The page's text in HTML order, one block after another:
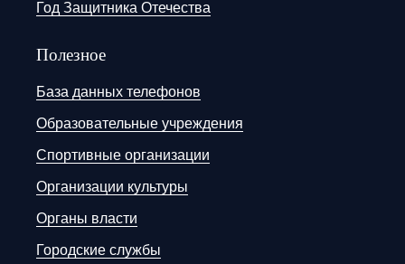
Год Защитника Отечества
Полезное
База данных телефонов
Образовательные учреждения
Спортивные организации
Организации культуры
Органы власти
Городские службы